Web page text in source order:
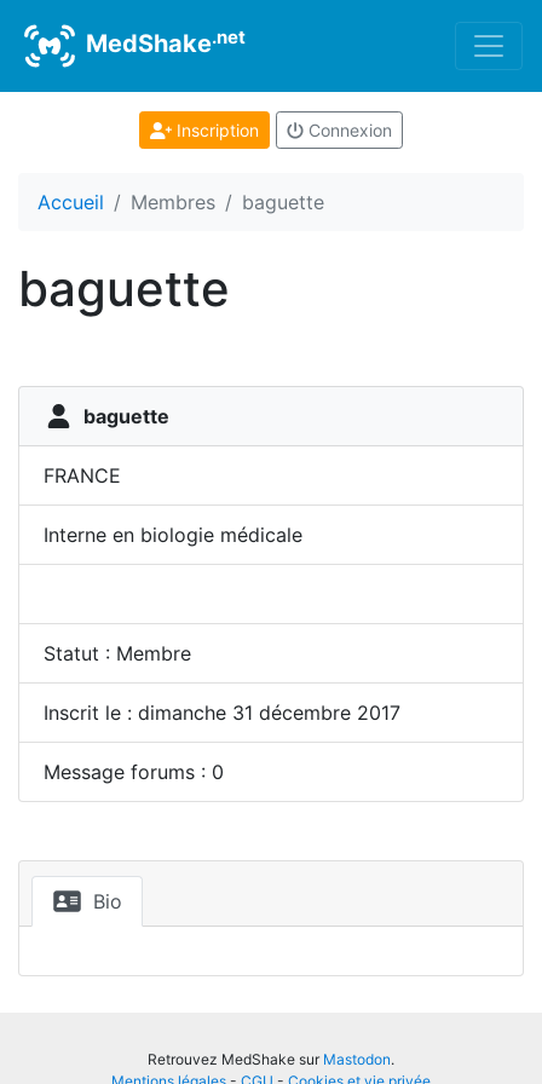
MedShake.net
Inscription Connexion
Accueil Membres baguette
baguette
baguette
FRANCE
Interne en biologie médicale
Statut : Membre
Inscrit le : dimanche 31 décembre 2017
Message forums : 0
Bio
Retrouvez MedShake sur Mastodon.